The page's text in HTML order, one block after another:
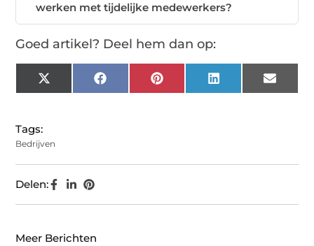
werken met tijdelijke medewerkers?
Goed artikel? Deel hem dan op:
X
(Twitter)
Facebook Pinterest LinkedIn Email
Tags:
Bedrijven
Delen:
Meer Berichten